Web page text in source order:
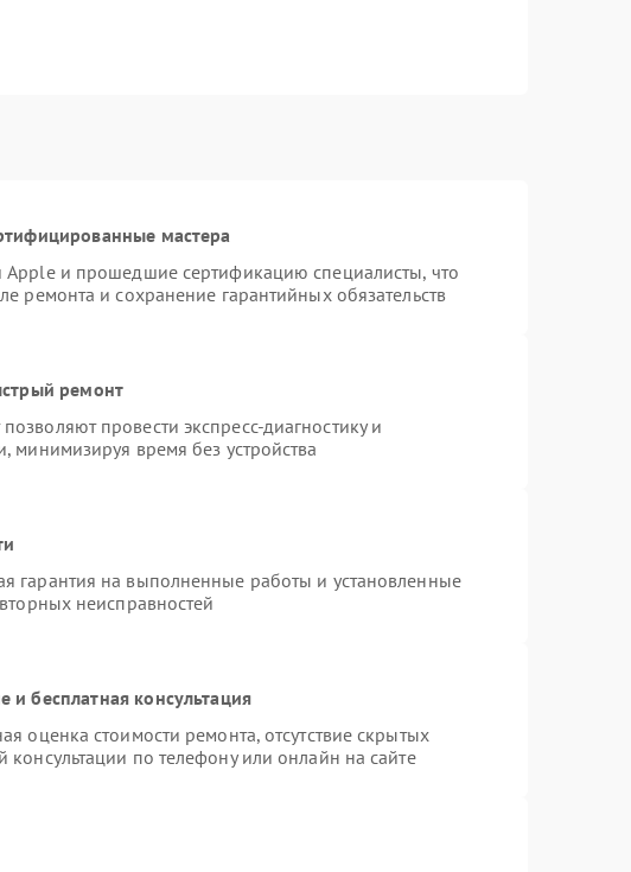
мастера
Apple и прошедшие сертификацию специалисты, что
ремонта и сохранение гарантийных обязательств
ремонт
провести экспресс-диагностику и
минимизируя время без устройства
гарантия на выполненные работы и установленные
неисправностей
и бесплатная консультация
оценка стоимости ремонта, отсутствие скрытых
консультации по телефону или онлайн на сайте